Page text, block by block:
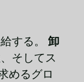
する。 卸
そしてス
めるグロ